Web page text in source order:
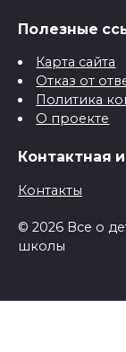
Полезные
Карта сайта
Отказ от
Политика
О проекте
Контактная
Контакты
© 2026 Все о
школы